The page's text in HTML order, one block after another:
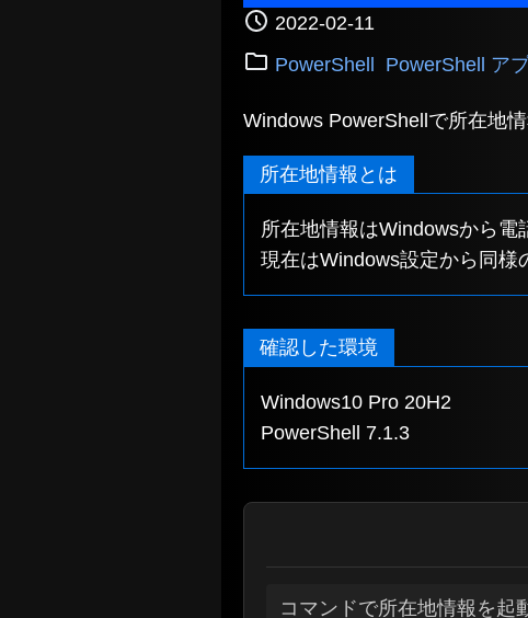
2022-02-11
PowerShell PowerShell ア
Windows PowerShellで所在地
所在地情報とは
所在地情報はWindowsから
現在はWindows設定から同様
確認した環境
Windows10 Pro 20H2
PowerShell 7.1.3
コマンドで所在地情報を起